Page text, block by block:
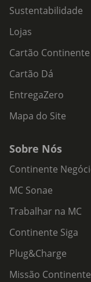
Sustentabilidade
Lojas
Cartão Continente
Cartão Dá
EntregaZero
Mapa do Site
Sobre Nós
Continente
MC Sonae
Trabalhar na MC
Continente Siga
Plug&Charge
Missão Continente